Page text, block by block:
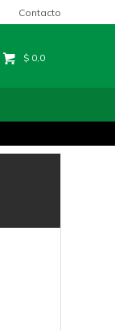
$ 0,0
Contacto